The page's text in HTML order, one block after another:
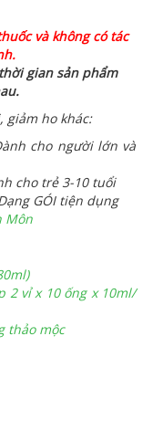
và không có tác
gian sản phẩm
giảm ho khác:
cho người lớn và
cho trẻ 3-10 tuổi
GÓI tiện dụng
Môn
2 vỉ x 10 ống x 10ml/
thảo mộc